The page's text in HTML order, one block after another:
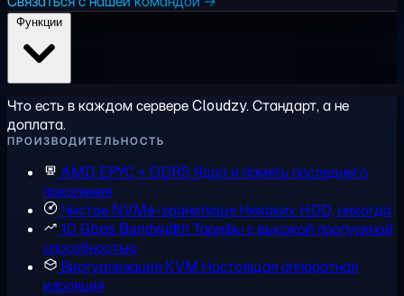
Что есть в каждом сервере Cloudzy. Стандарт, а не
доплата.
ПРОИЗВОДИТЕЛЬНОСТЬ
AMD EPYC + DDR5 Ядра и память последнего
поколения
Чистое NVMe-хранилищеНикаких HDD, никогда
10 Gbps Bandwidth Тарифы с высокой пропускной
способностью
Виртуализация KVM Настоящая аппаратная
изоляция